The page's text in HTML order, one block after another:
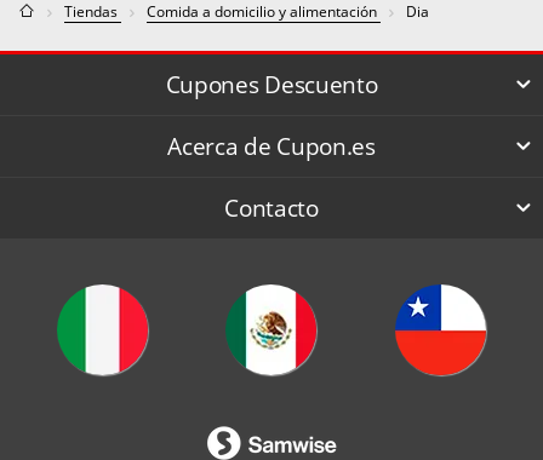
Tiendas Comida a domicilio y alimentación Dia
Cupones Descuento
Acerca de Cupon.es
Contacto